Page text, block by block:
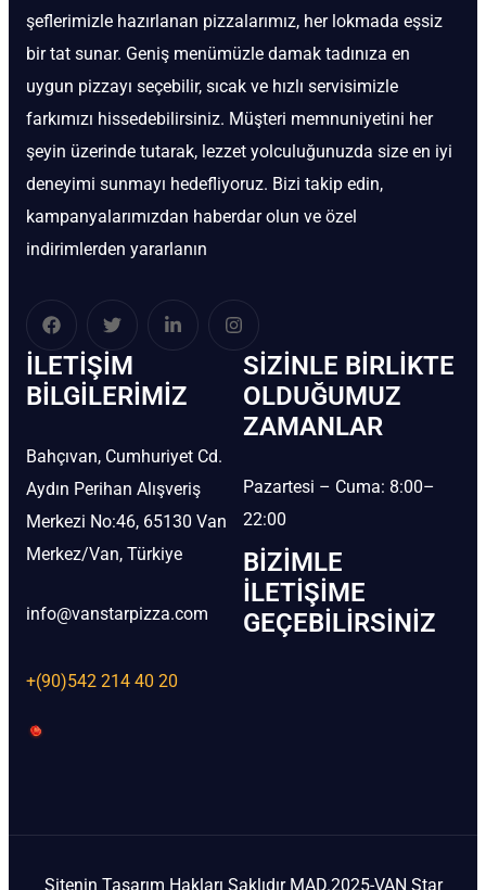
şeflerimizle hazırlanan pizzalarımız, her lokmada eşsiz
bir tat sunar. Geniş menümüzle damak tadınıza en
uygun pizzayı seçebilir, sıcak ve hızlı servisimizle
farkımızı hissedebilirsiniz. Müşteri memnuniyetini her
şeyin üzerinde tutarak, lezzet yolculuğunuzda size en iyi
deneyimi sunmayı hedefliyoruz. Bizi takip edin,
kampanyalarımızdan haberdar olun ve özel
indirimlerden yararlanın
İLETIŞIM
BİLGILERIMIZ
Bahçıvan, Cumhuriyet Cd.
Aydın Perihan Alışveriş
Merkezi No:46, 65130 Van
Merkez/Van, Türkiye
info@vanstarpizza.com
+(90)542 214 40 20
SIZINLE BIRLIKTE
OLDUĞUMUZ
ZAMANLAR
Pazartesi – Cuma: 8:00–
22:00
BIZIMLE
İLETIŞIME
GEÇEBILIRSINIZ
Sitenin Tasarım Hakları Saklıdır MAD.2025-VAN Star